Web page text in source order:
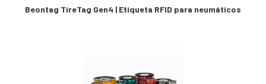
Beontag TireTag Gen4 | Etiqueta RFID para neumáticos